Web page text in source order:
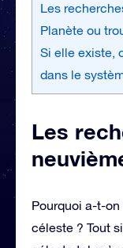
Les
Planète ou
Si elle existe,
dans le
Les
Pourquoi a-t-on
céleste ? Tout